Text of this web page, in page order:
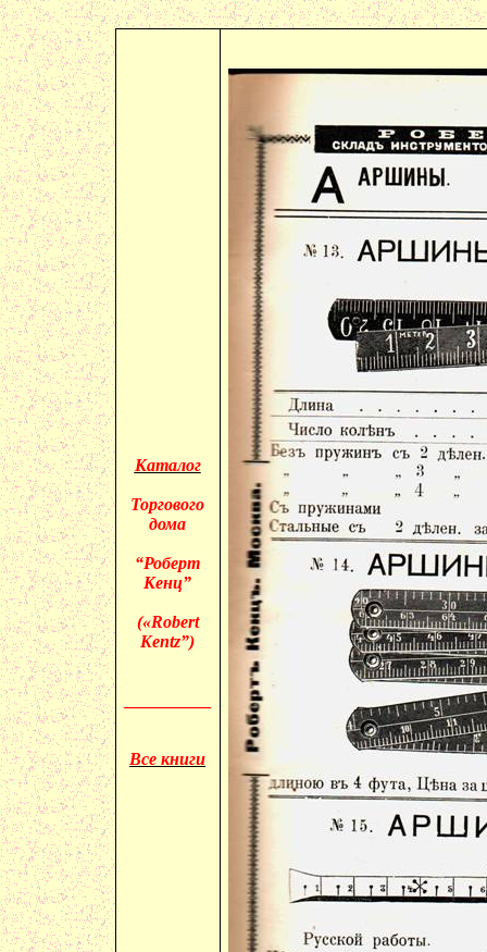
Каталог
Торгового
дома
“Роберт
Кенц”
(«Robert
Kentz”)
Все книги